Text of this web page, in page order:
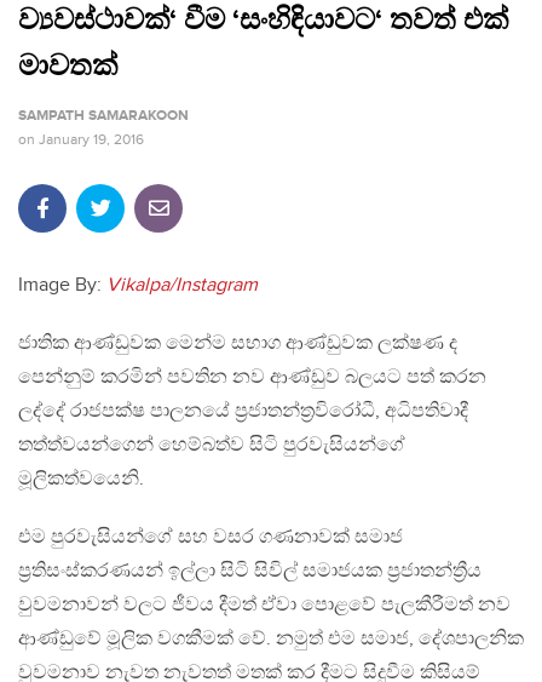
ව්‍යවස්ථාවක්‘ වීම ‘සංහිඳියාවට‘ තවත් එක්
මාවතක්
SAMPATH SAMARAKOON
on January 19, 2016
Image By: Vikalpa/Instagram
ජාතික ආණ්ඩුවක මෙන්ම සභාග ආණ්ඩුවක ලක්ෂණ ද
පෙන්නුම් කරමින් පවතින නව ආණ්ඩුව බලයට පත් කරන
ලද්දේ රාජපක්ෂ පාලනයේ ප්‍රජාතන්ත්‍රවිරෝධී, අධිපතිවාදී
තත්ත්වයන්ගෙන් හෙම්බත්ව සිටි පුරවැසියන්ගේ
මූලිකත්වයෙනි.
එම පුරවැසියන්ගේ සහ වසර ගණනාවක් සමාජ
ප්‍රතිසංස්කරණයන් ඉල්ලා සිටි සිවිල් සමාජයක ප්‍රජාතන්ත්‍රීය
වුවමනාවන් වලට ජීවය දීමත් ඒවා පොළවේ පැලකීරීමත් නව
ආණ්ඩුවේ මූලික වගකීමක් වේ. නමුත් එම සමාජ, දේශපාලනික
වුවමනාව නැවත නැවතත් මතක් කර දීමට සිදුවීම කිසියම්